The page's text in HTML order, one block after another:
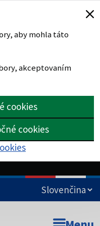
aby mohla táto
akceptovaním
cookies
cookies